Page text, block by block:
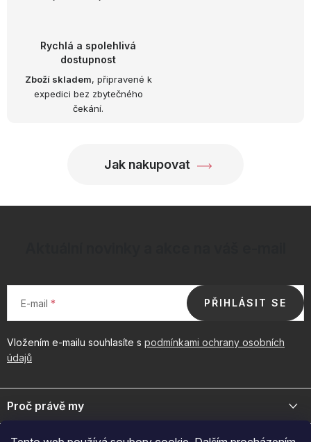
Rychlá a spolehlivá
dostupnost
Zboží skladem, připravené k
expedici bez zbytečného
čekání.
Jak nakupovat
E-mail
Vložením e-mailu souhlasíte s podmínkami ochrany osobních
údajů
PŘIHLÁSIT SE
á
pProč právě my